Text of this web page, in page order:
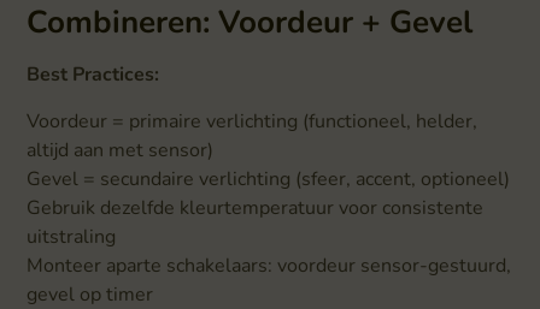
Combineren: Voordeur + Gevel
Best Practices:
Voordeur = primaire verlichting (functioneel, helder,
altijd aan met sensor)
Gevel = secundaire verlichting (sfeer, accent, optioneel)
Gebruik dezelfde kleurtemperatuur voor consistente
uitstraling
Monteer aparte schakelaars: voordeur sensor-gestuurd,
gevel op timer